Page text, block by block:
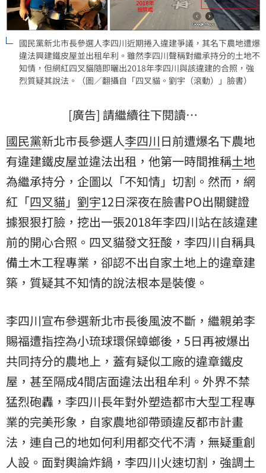
國民黨新北市長參選人李四川近期捲入違建爭議，其名下農地遭爆
違法興建鐵皮屋並出租牟利。雖然李四川聲稱對繼承持分的土地不
知情，但網紅四叉貓隨即曬出2018年李四川與該違建的合照，強
烈質疑其說法。（圖／翻攝自「四叉貓。劉宇（滾動）」臉書）
[廣告] 請繼續往下閱讀…
國民黨新北市長參選人李四川日前遭爆名下農地
有違建鐵皮屋並違法出租，他第一時間推稱土地
為繼承持分，企圖以「不知情」切割。然而，網
紅「四叉貓」 劉宇12日深夜在臉書PO出關鍵證
據狠狠打臉，挖出一張2018年李四川站在該違建
前的開心合照。四叉貓發文狂酸，李四川自稱具
備土木工程專業，卻認不出自家土地上的違章建
築，質疑其不知情的說法根本是裝傻。
李四川宣布參選新北市長後風波不斷，繼親弟李
賜福遭指控為小琉球環保蟑螂後，5日再被爆出
共同持分的農地上，蓋有疑似工廠的違章鐵皮
屋，甚至隔成4間店面違法出租牟利。外界不禁
猛烈砲轟，李四川長年對外塑造都市大型工程專
業的完美形象，自家農地卻帶頭違反都市計畫
法，連自己的地如何利用都交代不清，無疑重創
人設。面對輿論炸鍋，李四川火速切割，強調土